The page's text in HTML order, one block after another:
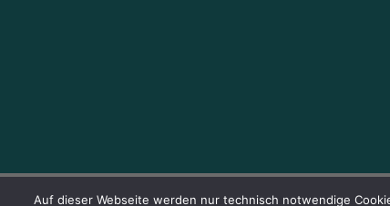
Datenschutz
Auf dieser Webseite werden nur technisch notwendige